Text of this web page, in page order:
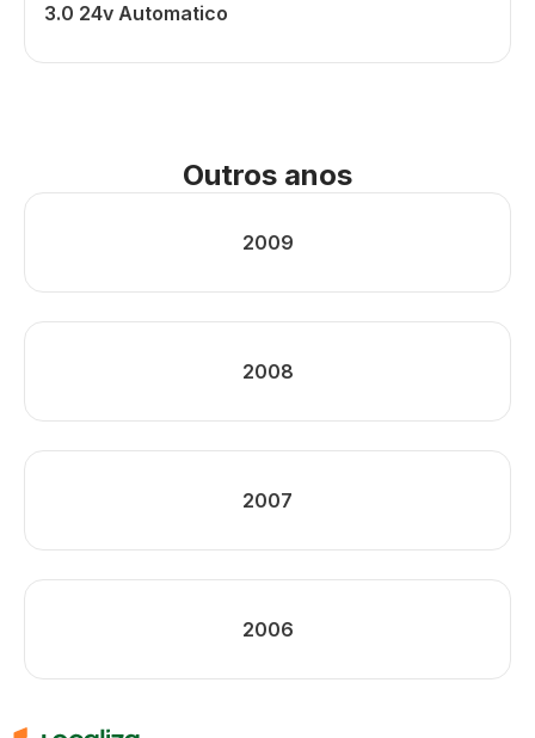
3.0 24v Automatico
Outros anos
2009
2008
2007
2006